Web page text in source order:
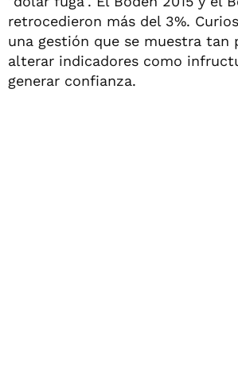
retrocedieron más del 3%.
una gestión que se muestra tan
alterar indicadores como
generar confianza.